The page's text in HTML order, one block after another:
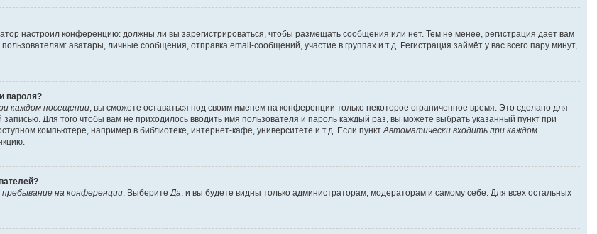
настроил конференцию: должны ли вы зарегистрироваться, чтобы размещать сообщения или нет. Тем не менее, регистрация дает вам
аватары, личные сообщения, отправка email-сообщений, участие в группах и т.д. Регистрация займёт у вас всего пару минут,
пароля?
каждом посещении, вы сможете оставаться под своим именем на конференции только некоторое ограниченное время. Это сделано для
записью. Для того чтобы вам не приходилось вводить имя пользователя и пароль каждый раз, вы можете выбрать указанный пункт при
компьютере, например в библиотеке, интернет-кафе, университете и т.д. Если пунктАвтоматически входить при каждом
на конференции. ВыберитеДа, и вы будете видны только администраторам, модераторам и самому себе. Для всех остальных